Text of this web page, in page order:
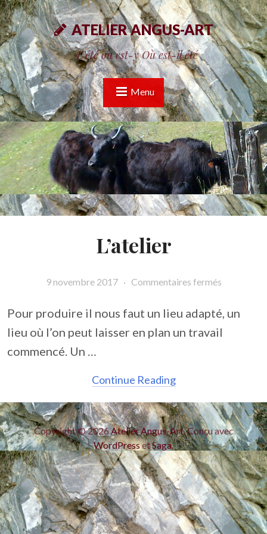
ATELIER ANGUS-ART
L'été où est-y Où est-il été
Menu
L’atelier
9 novembre 2017 · Commentaires fermés
Pour produire il nous faut un lieu adapté, un
lieu où l’on peut laisser en plan un travail
commencé. Un …
Continue Reading
Copyright © 2026Atelier Angus-Art. Conçu avec
WordPressetSaga.